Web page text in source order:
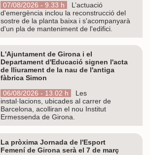
07/08/2026 - 9.33 h
L’actuació
d'emergència inclou la reconstrucció del
sostre de la planta baixa i s'acompanyarà
d'un pla de manteniment de l'edifici.
L'Ajuntament de Girona i el
Departament d'Educació signen l'acta
de lliurament de la nau de l'antiga
fàbrica Simon
06/08/2026 - 13.02 h
Les
instal·lacions, ubicades al carrer de
Barcelona, acolliran el nou Institut
Ermessenda de Girona.
La pròxima Jornada de l'Esport
Femení de Girona serà el 7 de març